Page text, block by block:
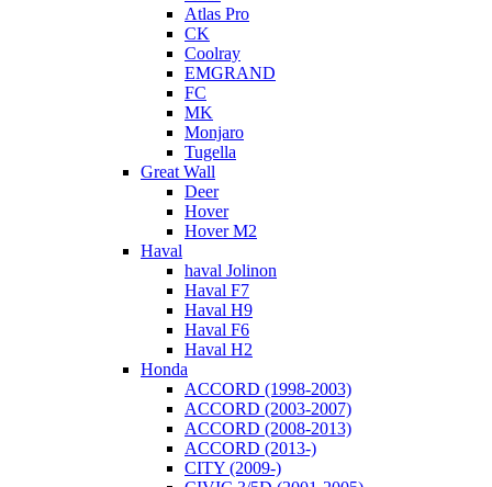
Atlas Pro
CK
Coolray
EMGRAND
FС
MK
Monjaro
Tugella
Great Wall
Deer
Hover
Hover M2
Haval
haval Jolinon
Haval F7
Haval H9
Haval F6
Haval H2
Honda
ACCORD (1998-2003)
ACCORD (2003-2007)
ACCORD (2008-2013)
ACCORD (2013-)
CITY (2009-)